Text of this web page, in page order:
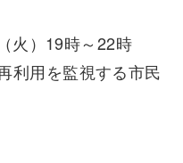
火）19時～22時
利用を監視する市民